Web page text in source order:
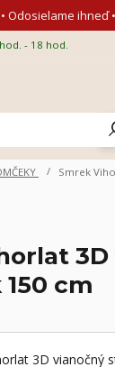
Odosielame ihneď
- 18 hod.
Smrek
cm